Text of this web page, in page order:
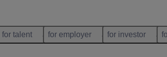
for talent for employer for investor